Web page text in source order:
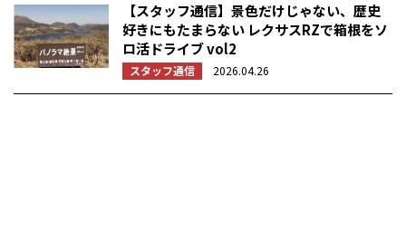
【スタッフ通信】景色だけじゃない、歴史
好きにもたまらない レクサスRZで箱根をソ
ロ活ドライブ vol2
スタッフ通信 2026.04.26